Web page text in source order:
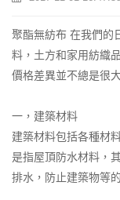
聚酯無紡布 在我們的
料，土方和家用紡織
價格差異並不總是很大
一，建築材料
建築材料包括各種材
是指屋頂防水材料，
排水，防止建築物等